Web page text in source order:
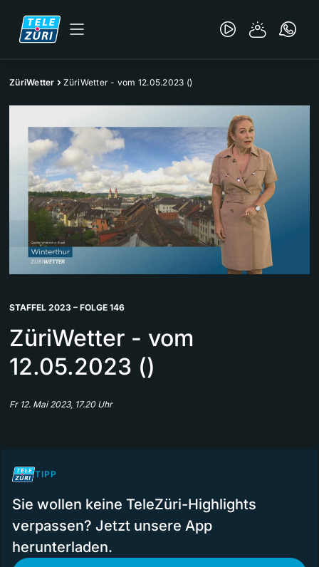
ZüriWetter ZüriWetter - vom 12.05.2023 ()
STAFFEL 2023 – FOLGE 146
ZüriWetter - vom
12.05.2023 ()
Fr 12. Mai 2023, 17.20 Uhr
TIPP
Sie wollen keine TeleZüri-Highlights
verpassen? Jetzt unsere App
herunterladen.